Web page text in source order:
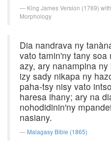
King James Version (1769)
Morphology
Dia nandrava ny
vato tamin'ny tany soa
azy, ary nanampina
izy sady nikapa ny
paha-tsy nisy vato
haresa ihany; ary na
nohodidinin'ny
nasiany.
Malagasy Bible (1865)